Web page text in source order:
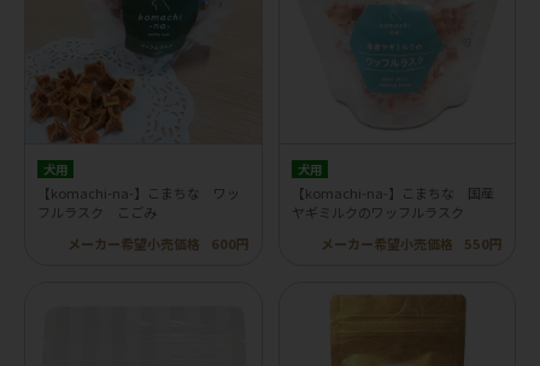
犬用
【komachi-na-】こまちな ワッ
フルラスク こごみ
メーカー希望小売価格
600円
犬用
【komachi-na-】こまちな 国産
ヤギミルクのワッフルラスク
メーカー希望小売価格
550円